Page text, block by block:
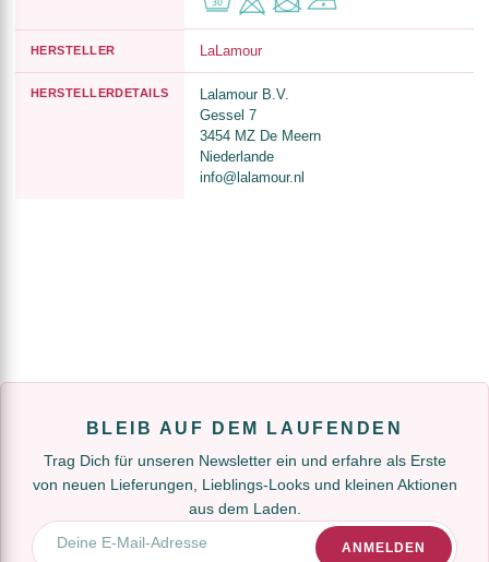
HERSTELLER LaLamour
HERSTELLERDETAILS
Lalamour B.V.
Gessel 7
3454 MZ De Meern
Niederlande
info@lalamour.nl
BLEIB AUF DEM LAUFENDEN
Trag Dich für unseren Newsletter ein und erfahre als Erste
von neuen Lieferungen, Lieblings-Looks und kleinen Aktionen
aus dem Laden.
E-Mail-Adresse
ANMELDEN